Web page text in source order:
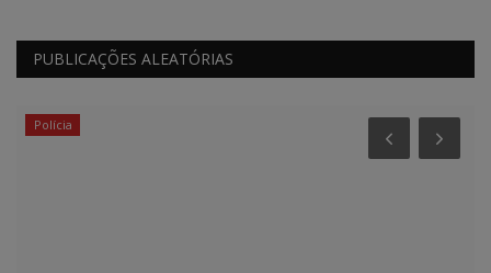
PUBLICAÇÕES ALEATÓRIAS
Polícia